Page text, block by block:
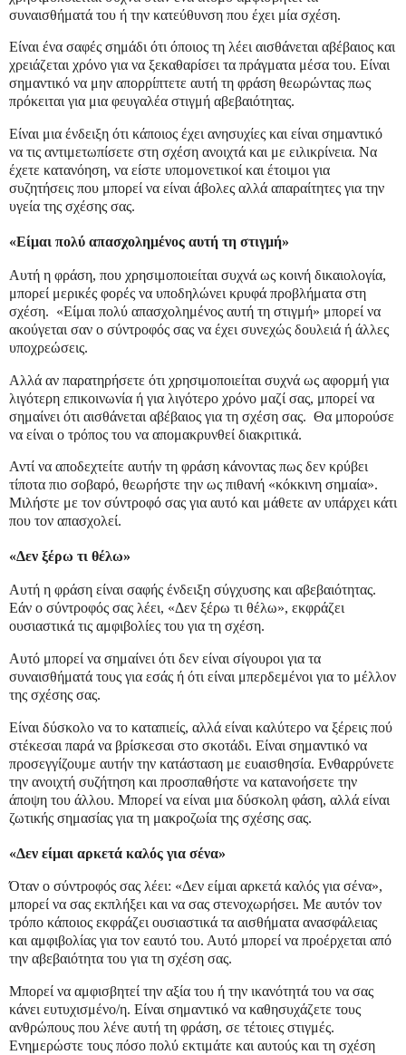
συναισθήματά του ή την κατεύθυνση που έχει μία σχέση.
Είναι ένα σαφές σημάδι ότι όποιος τη λέει αισθάνεται αβέβαιος και
χρειάζεται χρόνο για να ξεκαθαρίσει τα πράγματα μέσα του. Είναι
σημαντικό να μην απορρίπτετε αυτή τη φράση θεωρώντας πως
πρόκειται για μια φευγαλέα στιγμή αβεβαιότητας.
Είναι μια ένδειξη ότι κάποιος έχει ανησυχίες και είναι σημαντικό
να τις αντιμετωπίσετε στη σχέση ανοιχτά και με ειλικρίνεια. Να
έχετε κατανόηση, να είστε υπομονετικοί και έτοιμοι για
συζητήσεις που μπορεί να είναι άβολες αλλά απαραίτητες για την
υγεία της σχέσης σας.
«Είμαι πολύ απασχολημένος αυτή τη στιγμή»
Αυτή η φράση, που χρησιμοποιείται συχνά ως κοινή δικαιολογία,
μπορεί μερικές φορές να υποδηλώνει κρυφά προβλήματα στη
σχέση. «Είμαι πολύ απασχολημένος αυτή τη στιγμή» μπορεί να
ακούγεται σαν ο σύντροφός σας να έχει συνεχώς δουλειά ή άλλες
υποχρεώσεις.
Αλλά αν παρατηρήσετε ότι χρησιμοποιείται συχνά ως αφορμή για
λιγότερη επικοινωνία ή για λιγότερο χρόνο μαζί σας, μπορεί να
σημαίνει ότι αισθάνεται αβέβαιος για τη σχέση σας. Θα μπορούσε
να είναι ο τρόπος του να απομακρυνθεί διακριτικά.
Αντί να αποδεχτείτε αυτήν τη φράση κάνοντας πως δεν κρύβει
τίποτα πιο σοβαρό, θεωρήστε την ως πιθανή «κόκκινη σημαία».
Μιλήστε με τον σύντροφό σας για αυτό και μάθετε αν υπάρχει κάτι
που τον απασχολεί.
«Δεν ξέρω τι θέλω»
Αυτή η φράση είναι σαφής ένδειξη σύγχυσης και αβεβαιότητας.
Εάν ο σύντροφός σας λέει, «Δεν ξέρω τι θέλω», εκφράζει
ουσιαστικά τις αμφιβολίες του για τη σχέση.
Αυτό μπορεί να σημαίνει ότι δεν είναι σίγουροι για τα
συναισθήματά τους για εσάς ή ότι είναι μπερδεμένοι για το μέλλον
της σχέσης σας.
Είναι δύσκολο να το καταπιείς, αλλά είναι καλύτερο να ξέρεις πού
στέκεσαι παρά να βρίσκεσαι στο σκοτάδι. Είναι σημαντικό να
προσεγγίζουμε αυτήν την κατάσταση με ευαισθησία. Ενθαρρύνετε
την ανοιχτή συζήτηση και προσπαθήστε να κατανοήσετε την
άποψη του άλλου. Μπορεί να είναι μια δύσκολη φάση, αλλά είναι
ζωτικής σημασίας για τη μακροζωία της σχέσης σας.
«Δεν είμαι αρκετά καλός για σένα»
Όταν ο σύντροφός σας λέει: «Δεν είμαι αρκετά καλός για σένα»,
μπορεί να σας εκπλήξει και να σας στενοχωρήσει. Με αυτόν τον
τρόπο κάποιος εκφράζει ουσιαστικά τα αισθήματα ανασφάλειας
και αμφιβολίας για τον εαυτό του. Αυτό μπορεί να προέρχεται από
την αβεβαιότητα του για τη σχέση σας.
Μπορεί να αμφισβητεί την αξία του ή την ικανότητά του να σας
κάνει ευτυχισμένο/η. Είναι σημαντικό να καθησυχάζετε τους
ανθρώπους που λένε αυτή τη φράση, σε τέτοιες στιγμές.
Ενημερώστε τους πόσο πολύ εκτιμάτε και αυτούς και τη σχέση